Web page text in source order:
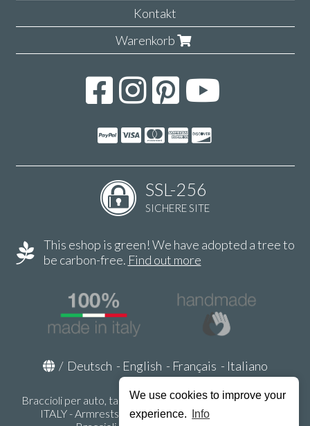
We use cookies to improve your
experience.
Info
Kontakt
Warenkorb
SSL-256
SICHERE SITE
This eshop is green! We have adopted a tree to
be carbon-free. Find out more
/ Deutsch - English - Français - Italiano
Braccioli per auto, tappeti auto, accessori auto MADE IN
ITALY - Armrests, Mittelarmlehnen, Accoundoirs -